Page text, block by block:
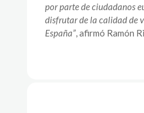
por parte de ciudadanos
disfrutar de la calidad de
España”, afirmó Ramón